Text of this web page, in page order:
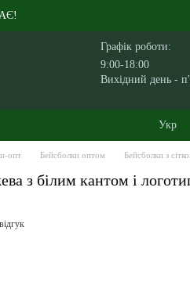
Графік роботи:
9:00-18:00
Вихідний день -
Укр
опт Бейсболки оптом Бейсболки з
з білим кантом і